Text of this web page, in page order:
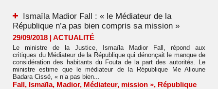
Ismaïla Madior Fall : « le Médiateur de la
République n’a pas bien compris sa mission »
29/09/2018 | ACTUALITÉ
Le ministre de la Justice, Ismaïla Madior Fall, répond aux
critiques du Médiateur de la République qui dénonçait le manque de
considération des habitants du Fouta de la part des autorités. Le
ministre estime que le médiateur de la République Me Alioune
Badara Cissé, « n’a pas bien...
Fall, Ismaïla, Madior, Médiateur, mission », République